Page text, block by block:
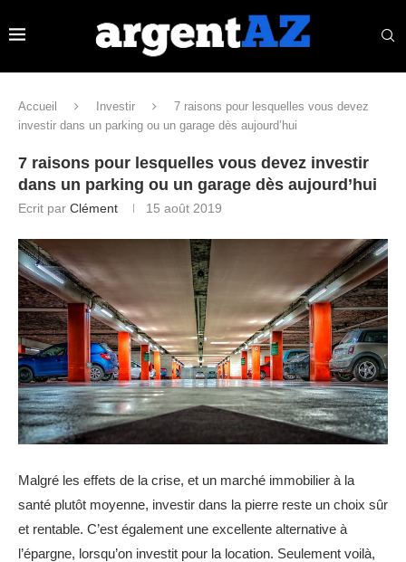
Accueil Investir
7 raisons pour lesquelles vous devez
investir dans un parking ou un garage dès aujourd’hui
7 raisons pour lesquelles vous devez investir
dans un parking ou un garage dès aujourd’hui
Ecrit par Clément 15 août 2019
Malgré les effets de la crise, et un marché immobilier à la
santé plutôt moyenne, investir dans la pierre reste un choix sûr
et rentable. C’est également une excellente alternative à
l’épargne, lorsqu’on investit pour la location. Seulement voilà,